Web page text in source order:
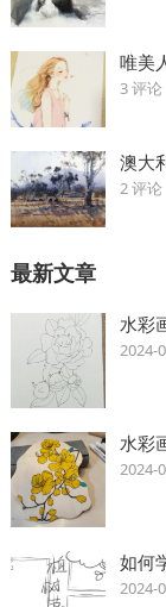
唯美
3 评论
澳大
2 评论
最新文章
水彩
2024-
水彩
2024-
如何
2024-